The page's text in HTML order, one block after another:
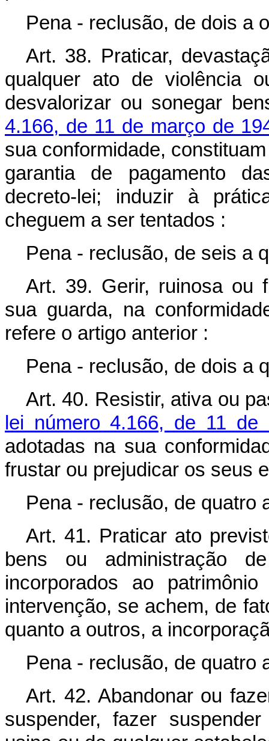
Pena - reclusão, de dois a
Art. 38. Praticar,
qualquer ato de violência
desvalorizar ou sonegar
4.166, de 11 de março de
sua conformidade,
garantia de pagamento
decreto-lei; induzir à
cheguem a ser tentados :
Pena - reclusão, de seis a
Art. 39. Gerir, ruinosa ou
sua guarda, na
refere o artigo anterior :
Pena - reclusão, de dois a
Art. 40. Resistir, ativa ou
lei número 4.166, de 11 de
adotadas na sua
frustar ou prejudicar os seus
Pena - reclusão, de quatro
Art. 41. Praticar ato
bens ou administração
incorporados ao
intervenção, se achem, de
quanto a outros, a
Pena - reclusão, de quatro
Art. 42. Abandonar ou
suspender, fazer